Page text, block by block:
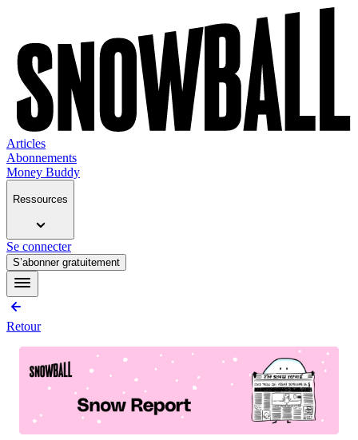
Articles
Abonnements
Money Buddy
Ressources
Se connecter
S’abonner gratuitement
Retour